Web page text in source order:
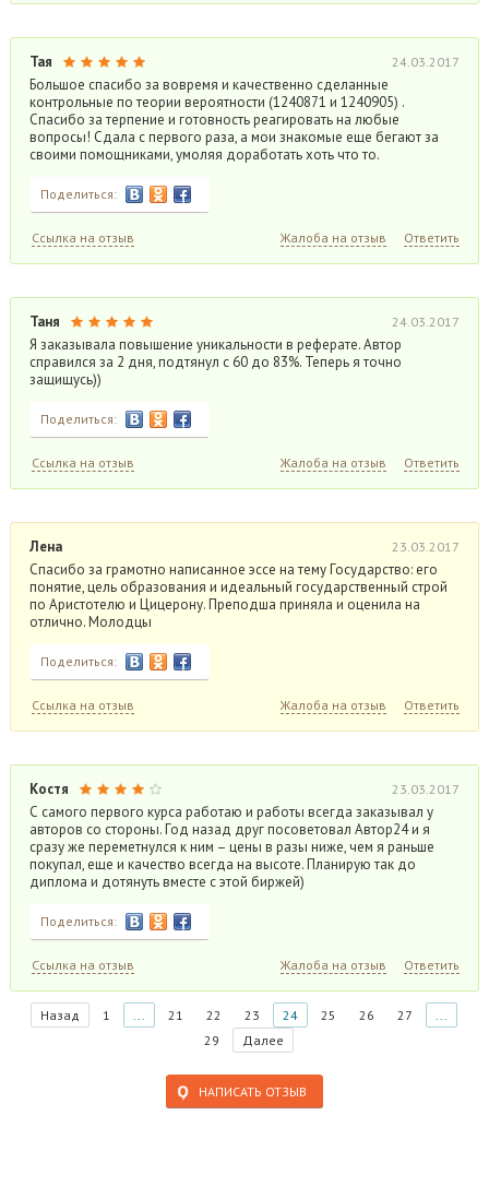
Тая 24.03.2017
Большое спасибо за вовремя и качественно сделанные
контрольные по теории вероятности (1240871 и 1240905) .
Спасибо за терпение и готовность реагировать на любые
вопросы! Сдала с первого раза, а мои знакомые еще бегают за
своими помощниками, умоляя доработать хоть что то.
Поделиться:
Ссылка на отзыв Жалоба на отзыв Ответить
Таня 24.03.2017
Я заказывала повышение уникальности в реферате. Автор
справился за 2 дня, подтянул с 60 до 83%. Теперь я точно
защищусь))
Поделиться:
Ссылка на отзыв Жалоба на отзыв Ответить
Лена 23.03.2017
Спасибо за грамотно написанное эссе на тему Государство: его
понятие, цель образования и идеальный государственный строй
по Аристотелю и Цицерону. Преподша приняла и оценила на
отлично. Молодцы
Поделиться:
Ссылка на отзыв Жалоба на отзыв Ответить
Костя 23.03.2017
С самого первого курса работаю и работы всегда заказывал у
авторов со стороны. Год назад друг посоветовал Автор24 и я
сразу же переметнулся к ним – цены в разы ниже, чем я раньше
покупал, еще и качество всегда на высоте. Планирую так до
диплома и дотянуть вместе с этой биржей)
Поделиться:
Ссылка на отзыв Жалоба на отзыв Ответить
Назад 1 ... 21 22 23 24 25 26 27
...
29
Далее
НАПИСАТЬ ОТЗЫВ